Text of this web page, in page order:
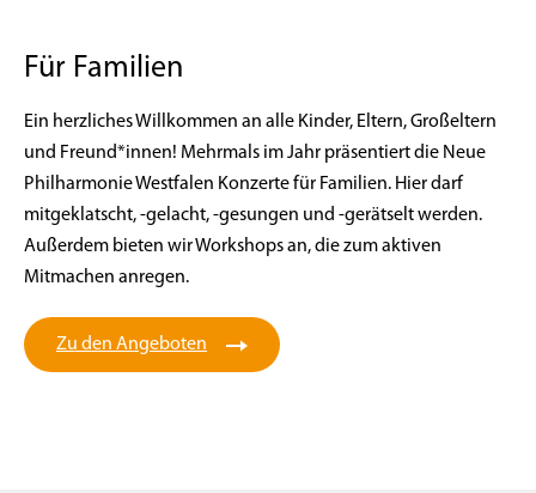
Für Familien
Ein herzliches Willkommen an alle Kinder, Eltern, Großeltern
und Freund*innen! Mehrmals im Jahr präsentiert die Neue
Philharmonie Westfalen Konzerte für Familien. Hier darf
mitgeklatscht, -gelacht, -gesungen und -gerätselt werden.
Außerdem bieten wir Workshops an, die zum aktiven
Mitmachen anregen.
Zu den Angeboten